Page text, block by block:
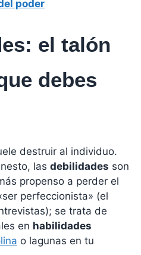
poder
el talón
debes
destruir al individuo.
las debilidades son
propenso a perder el
perfeccionista» (el
se trata de
en habilidades
o lagunas en tu